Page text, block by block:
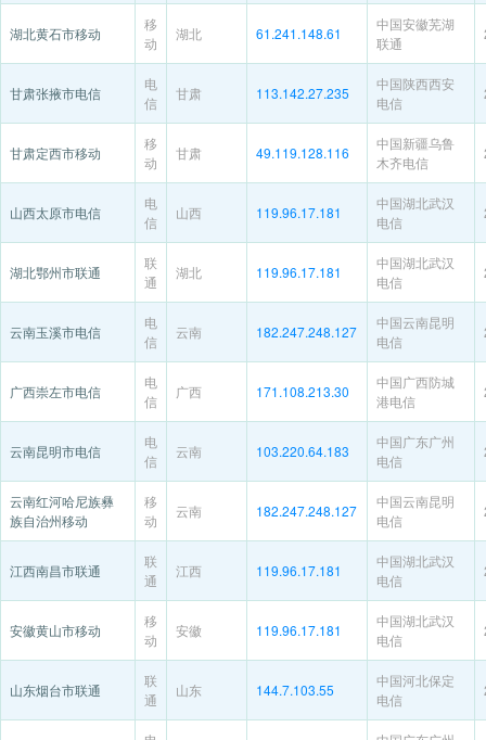
湖北黄石市移动
移
动
湖北 61.241.148.61
中国安徽芜湖
联通
甘肃张掖市电信
电
信
甘肃 113.142.27.235
中国陕西西安
电信
甘肃定西市移动
移
动
甘肃 49.119.128.116
中国新疆乌鲁
木齐电信
山西太原市电信
电
信
山西 119.96.17.181
中国湖北武汉
电信
湖北鄂州市联通
联
通
湖北 119.96.17.181
中国湖北武汉
电信
云南玉溪市电信
电
信
云南 182.247.248.127
中国云南昆明
电信
广西崇左市电信
电
信
广西 171.108.213.30
中国广西防城
港电信
云南昆明市电信
电
信
云南 103.220.64.183
中国广东广州
电信
云南红河哈尼族彝
族自治州移动
移
动
云南 182.247.248.127
中国云南昆明
电信
江西南昌市联通
联
通
江西 119.96.17.181
中国湖北武汉
电信
安徽黄山市移动
移
动
安徽 119.96.17.181
中国湖北武汉
电信
山东烟台市联通
联
通
山东 144.7.103.55
中国河北保定
电信